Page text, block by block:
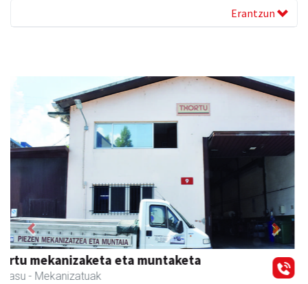
Erantzun
Iturri-Ondo jatetxea
Asteasu - Jatetxeak
Previous Next